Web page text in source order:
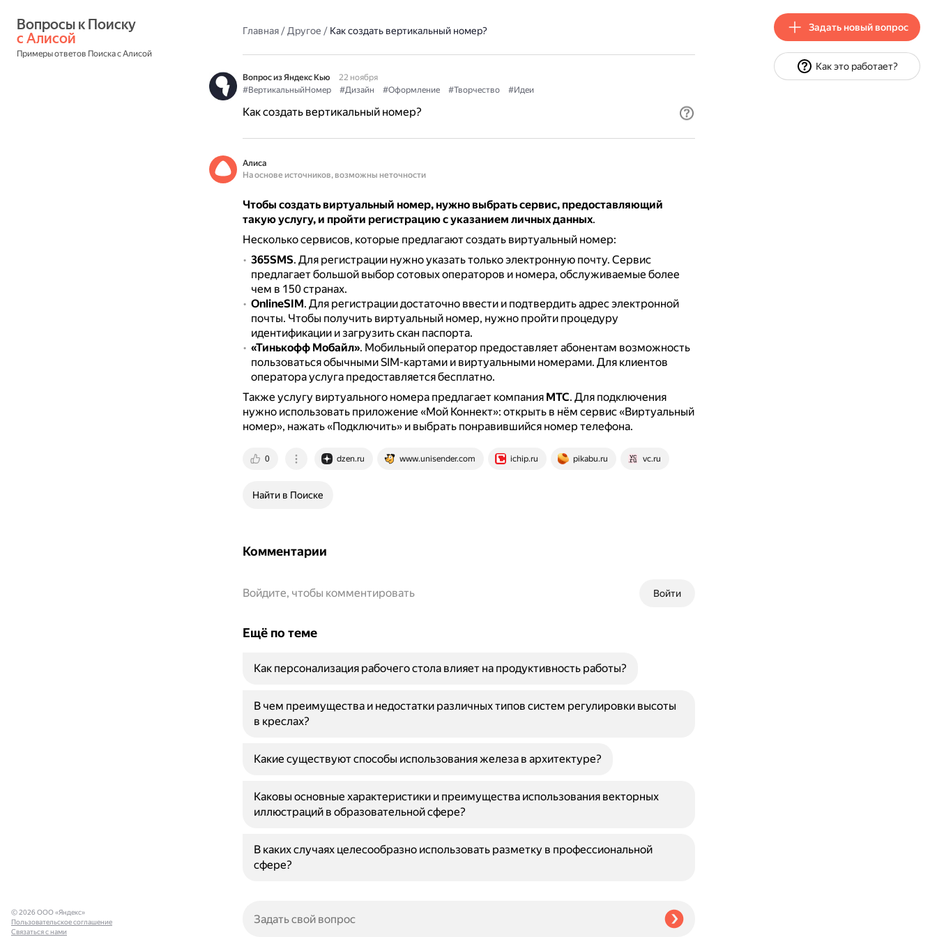
с Алисой
Примеры ответов Поиска с Алисой
Главная/Другое / Как создать вертикальный номер?
Вопрос из Яндекс Кью
22 ноября
#ВертикальныйНомер
#Дизайн #Оформление #Творчество #Идеи
Как создать вертикальный номер?
Алиса
На основе источников, возможны неточности
Чтобы создать виртуальный номер, нужно выбрать сервис, предоставляющий
такую услугу, и пройти регистрацию с указанием личных данных.
Несколько сервисов, которые предлагают создать виртуальный номер:
365SMS. Для регистрации нужно указать только электронную почту. Сервис
предлагает большой выбор сотовых операторов и номера, обслуживаемые более
чем в 150 странах.
OnlineSIM. Для регистрации достаточно ввести и подтвердить адрес электронной
почты. Чтобы получить виртуальный номер, нужно пройти процедуру
идентификации и загрузить скан паспорта.
«Тинькофф Мобайл». Мобильный оператор предоставляет абонентам возможность
пользоваться обычными SIM-картами и виртуальными номерами. Для клиентов
оператора услуга предоставляется бесплатно.
Также услугу виртуального номера предлагает компания МТС. Для подключения
нужно использовать приложение «Мой Коннект»: открыть в нём сервис «Виртуальный
номер», нажать «Подключить» и выбрать понравившийся номер телефона.
0 dzen.ru www.unisender.com ichip.ru pikabu.ru vc.ru
Найти в Поиске
Комментарии
Войти
Войдите, чтобы комментировать
Ещё по теме
Как персонализация рабочего стола влияет на продуктивность работы?
В чем преимущества и недостатки различных типов систем регулировки высоты
в креслах?
Какие существуют способы использования железа в архитектуре?
Каковы основные характеристики и преимущества использования векторных
иллюстраций в образовательной сфере?
В каких случаях целесообразно использовать разметку в профессиональной
сфере?
© 2026 ООО «Яндекс»
Пользовательское соглашение
Связаться с нами
Задать новый вопрос
Как это работает?